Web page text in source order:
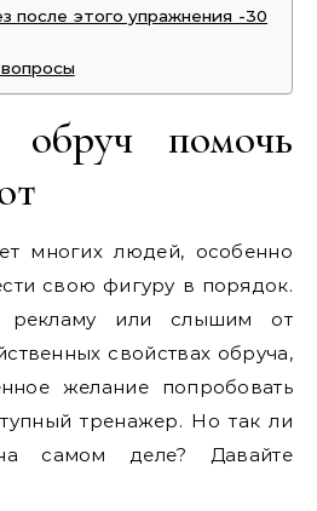
после этого упражнения -30
помочь
многих людей, особенно
свою фигуру в порядок.
или слышим от
свойствах обруча,
желание попробовать
тренажер. Но так ли
самом деле? Давайте